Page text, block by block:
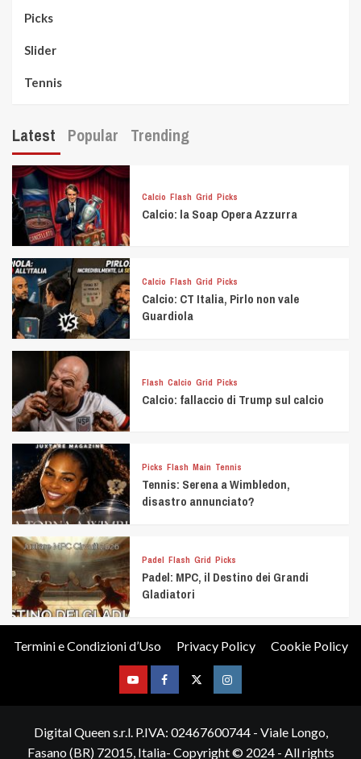
Picks
Slider
Tennis
Latest Popular Trending
Calcio Flash Grid Picks
Calcio: la Soap Opera Azzurra
Calcio Flash Grid Picks
Calcio: CT Italia, Pirlo non vale
Guardiola
Flash Calcio Grid Picks
Calcio: fallaccio di Trump sul calcio
Picks Flash Main Tennis
Tennis: Serena a Wimbledon,
disastro annunciato?
Padel Flash Grid Picks
Padel: MPC, il Destino dei Grandi
Gladiatori
Termini e Condizioni d’Uso Privacy Policy Cookie Policy
YoutubeFacebookTwitterInstagram
Digital Queen s.r.l. P.IVA: 02467600744 - Viale Longo,
Fasano (BR) 72015, Italia- Copyright © 2024 - All rights